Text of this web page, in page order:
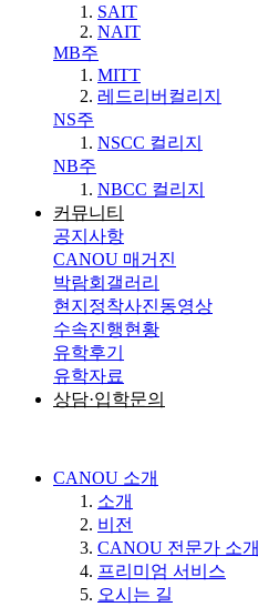
SAIT
NAIT
MB주
MITT
레드리버컬리지
NS주
NSCC 컬리지
NB주
NBCC 컬리지
커뮤니티
공지사항
CANOU 매거진
박람회갤러리
현지정착사진동영상
수속진행현황
유학후기
유학자료
상담·입학문의
CANOU 소개
소개
비전
CANOU 전문가 소개
프리미엄 서비스
오시는 길